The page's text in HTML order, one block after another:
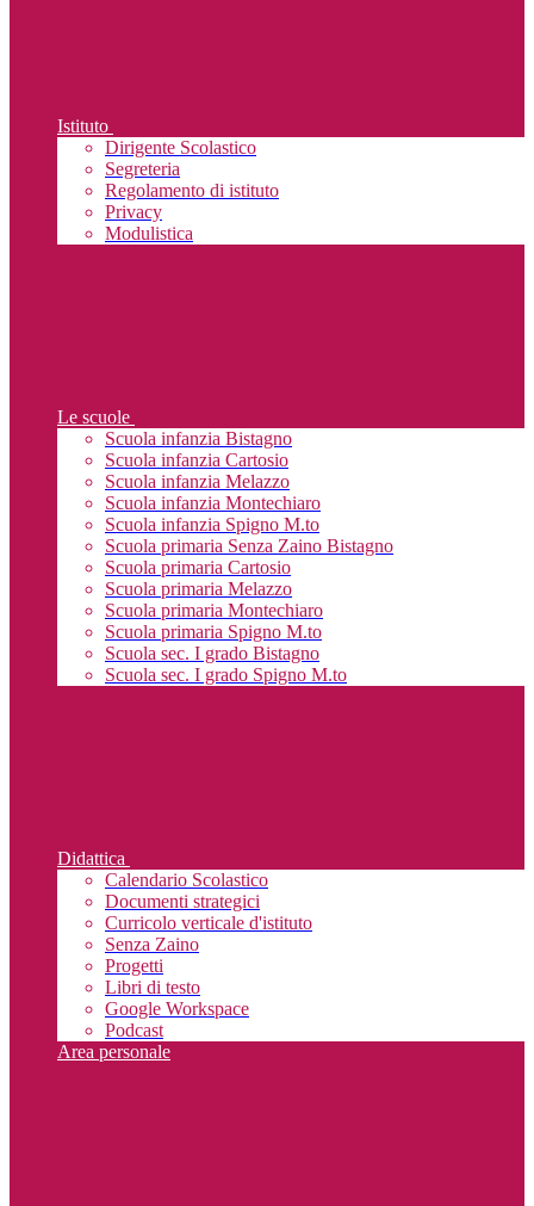
Istituto
Dirigente Scolastico
Segreteria
Regolamento di istituto
Privacy
Modulistica
Le scuole
Scuola infanzia Bistagno
Scuola infanzia Cartosio
Scuola infanzia Melazzo
Scuola infanzia Montechiaro
Scuola infanzia Spigno M.to
Scuola primaria Senza Zaino Bistagno
Scuola primaria Cartosio
Scuola primaria Melazzo
Scuola primaria Montechiaro
Scuola primaria Spigno M.to
Scuola sec. I grado Bistagno
Scuola sec. I grado Spigno M.to
Didattica
Calendario Scolastico
Documenti strategici
Curricolo verticale d'istituto
Senza Zaino
Progetti
Libri di testo
Google Workspace
Podcast
Area personale